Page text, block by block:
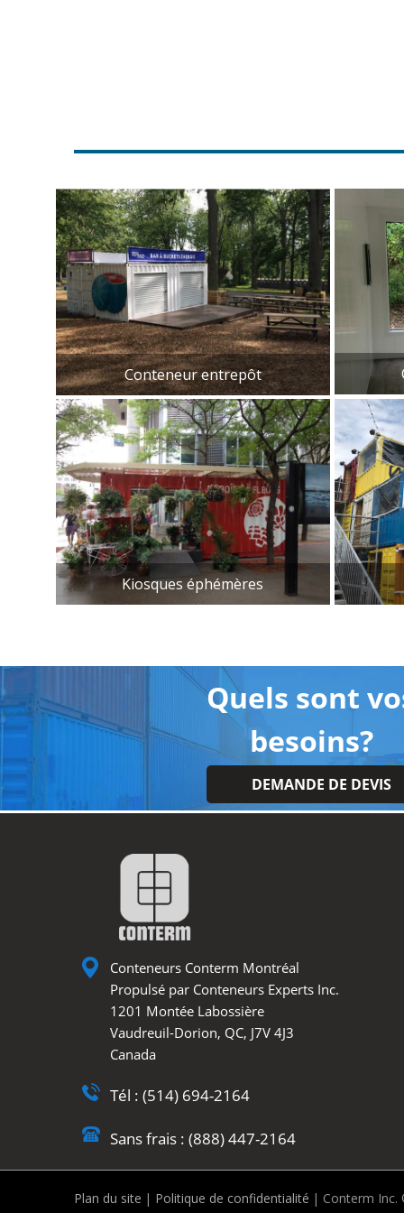
Conteneur entrepôt
Kiosques éphémères
Quels sont
besoins?
DEMANDE DE DEVIS
Conteneurs Conterm Montréal
Propulsé par Conteneurs Experts Inc.
1201 Montée Labossière
Vaudreuil-Dorion, QC, J7V 4J3
Canada
Tél : (514) 694-2164
Sans frais : (888) 447-2164
Plan du site|Politique de confidentialité| Conterm Inc.